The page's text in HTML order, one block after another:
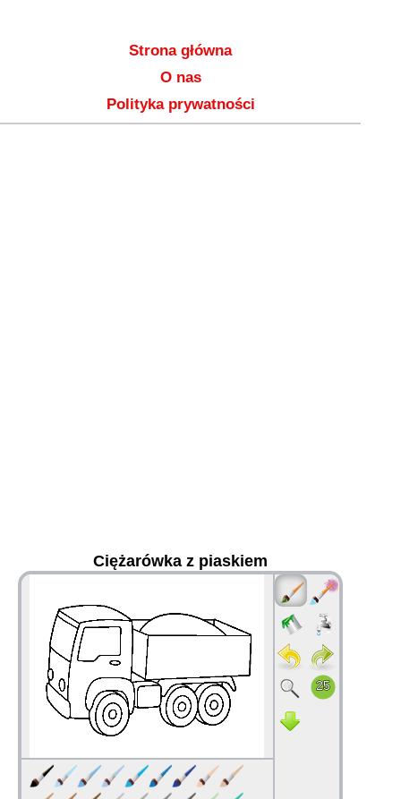
Strona główna
O nas
Polityka prywatności
Ciężarówka z piaskiem